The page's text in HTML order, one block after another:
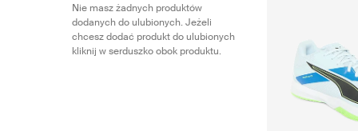
Nie masz żadnych produktów
dodanych do ulubionych. Jeżeli
chcesz dodać produkt do ulubionych
kliknij w serduszko obok produktu.